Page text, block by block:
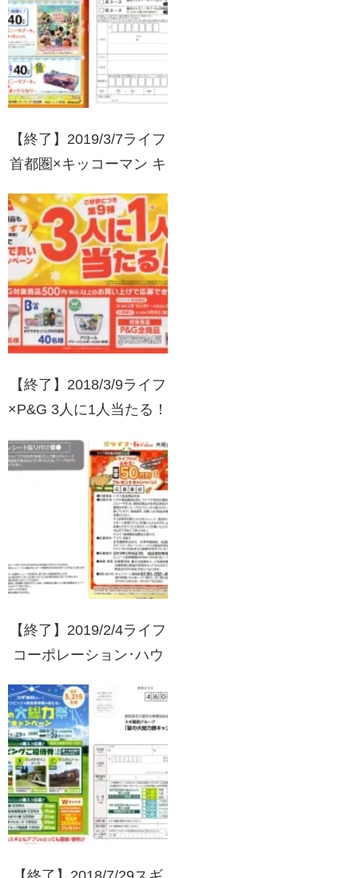
【終了】2019/3/7ライフ
首都圏×キッコーマン キ
商品で当てよう！サンク
スキャンペーン
【終了】2018/3/9ライフ
×P&G 3人に1人当たる！
買いキャンペーン 第9弾
【終了】2019/2/4ライフ
コーポレーション･ハウ
年玉！総額50万円プレゼ
ントキャンペーン！